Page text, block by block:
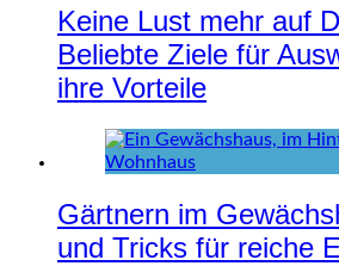
Keine Lust mehr auf
Beliebte Ziele für
ihre Vorteile
Gärtnern im
und Tricks für reiche